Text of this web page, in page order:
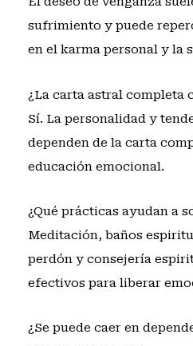
sufrimiento y puede
en el karma personal y la
¿La carta astral completa
Sí. La personalidad y
dependen de la carta
educación emocional.
¿Qué prácticas ayudan a
Meditación, baños
perdón y consejería
efectivos para liberar
¿Se puede caer en